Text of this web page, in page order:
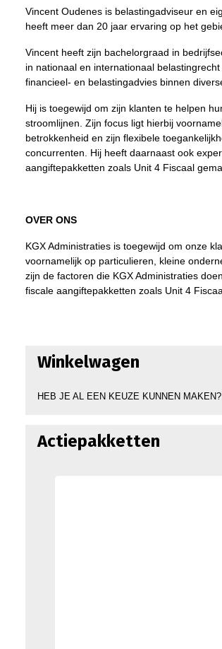
Vincent Oudenes is belastingadviseur en
heeft meer dan 20 jaar ervaring op het
Vincent heeft zijn bachelorgraad in
in nationaal en internationaal
financieel- en belastingadvies binnen
Hij is toegewijd om zijn klanten te helpen
stroomlijnen. Zijn focus ligt hierbij
betrokkenheid en zijn flexibele
concurrenten. Hij heeft daarnaast ook
aangiftepakketten zoals Unit 4 Fiscaal
OVER ONS
KGX Administraties is toegewijd om onze
voornamelijk op particulieren, kleine
zijn de factoren die KGX Administraties
fiscale aangiftepakketten zoals Unit 4
Winkelwagen
HEB JE AL EEN KEUZE KUNNEN MAKEN?
Actiepakketten